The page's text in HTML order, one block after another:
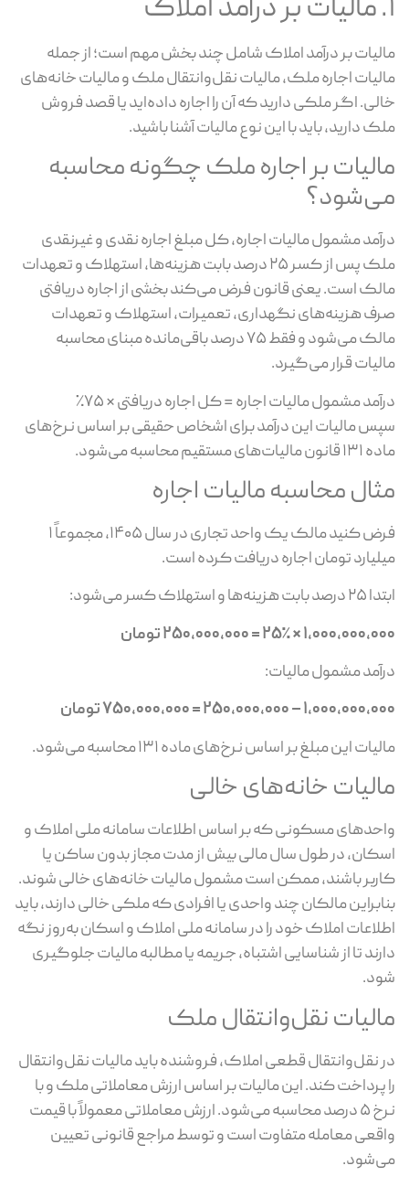
بر درآمد املاک شامل چند بخش مهم است؛ از جمله
اجاره ملک، مالیات نقل‌وانتقال ملک و مالیات خانه‌های
اگر ملکی دارید که آن را اجاره داده‌اید یا قصد فروش
دارید، باید با این نوع مالیات آشنا باشید.
بر اجاره ملک چگونه محاسبه
مشمول مالیات اجاره، کل مبلغ اجاره نقدی و غیرنقدی
ملک پس از کسر ۲۵ درصد بابت هزینه‌ها، استهلاک و تعهدات
است. یعنی قانون فرض می‌کند بخشی از اجاره دریافتی
هزینه‌های نگهداری، تعمیرات، استهلاک و تعهدات
مالک می‌شود و فقط ۷۵ درصد باقی‌مانده مبنای محاسبه
قرار می‌گیرد.
مشمول مالیات اجاره = کل اجاره دریافتی × ۷۵٪
مالیات این درآمد برای اشخاص حقیقی بر اساس نرخ‌های
مستقیم محاسبه می‌شود.
محاسبه مالیات اجاره
فرض کنید مالک یک واحد تجاری در سال ۱۴۰۵، مجموعاً ۱
تومان اجاره دریافت کرده است.
و استهلاک کسر می‌شود:
× ۲۵٪ = ۲۵۰,۰۰۰,۰۰۰ تومان
مشمول مالیات:
– ۲۵۰,۰۰۰,۰۰۰ = ۷۵۰,۰۰۰,۰۰۰ تومان
این مبلغ بر اساس نرخ‌های ماده ۱۳۱ محاسبه می‌شود.
خانه‌های خالی
مسکونی که بر اساس اطلاعات سامانه ملی املاک و
در طول سال مالی بیش از مدت مجاز بدون ساکن یا
باشند، ممکن است مشمول مالیات خانه‌های خالی شوند.
مالکان چند واحدی یا افرادی که ملکی خالی دارند، باید
املاک خود را در سامانه ملی املاک و اسکان به‌روز نگه
تا از شناسایی اشتباه، جریمه یا مطالبه مالیات جلوگیری
نقل‌وانتقال ملک
نقل‌وانتقال قطعی املاک، فروشنده باید مالیات نقل‌وانتقال
پرداخت کند. این مالیات بر اساس ارزش معاملاتی ملک و با
نرخ ۵ درصد محاسبه می‌شود. ارزش معاملاتی معمولاً با قیمت
معامله متفاوت است و توسط مراجع قانونی تعیین